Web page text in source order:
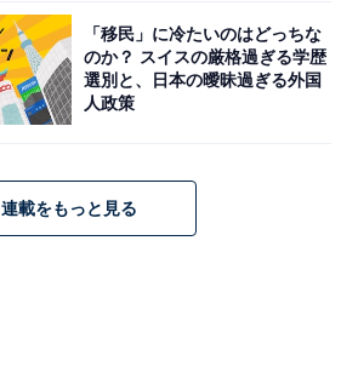
「移民」に冷たいのはどっちな
のか？ スイスの厳格過ぎる学歴
選別と、日本の曖昧過ぎる外国
人政策
連載をもっと見る